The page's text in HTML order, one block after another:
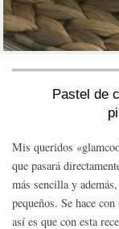
Pastel de
Mis queridos
que pasará
más sencilla y
pequeños. Se hace
así es que con esta